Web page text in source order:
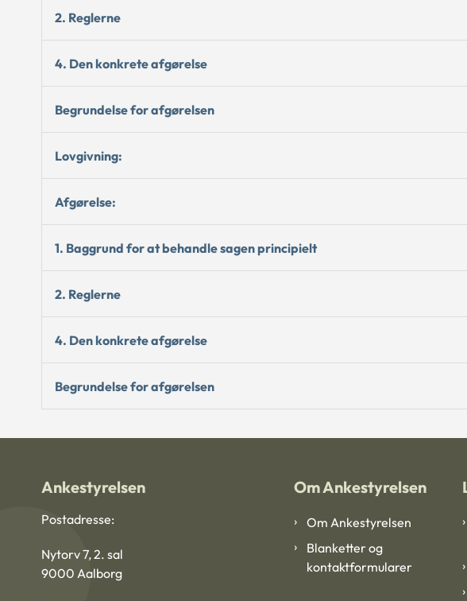
2. Reglerne
4. Den konkrete afgørelse
Begrundelse for afgørelsen
Lovgivning:
Afgørelse:
1. Baggrund for at behandle sagen principielt
2. Reglerne
4. Den konkrete afgørelse
Begrundelse for afgørelsen
Ankestyrelsen
Postadresse:
Nytorv 7, 2. sal
9000 Aalborg
Om Ankestyrelsen
Om Ankestyrelsen
Blanketter og
kontaktformularer